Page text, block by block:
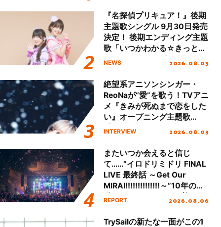
ート!!
『名探偵プリキュア！』後期
主題歌シングル 9月30日発売
決定！ 後期エンディング主題
歌「いつかわかる☆きっとあ
える」TVサイズ先行配信開
NEWS 2026.08.03
絶望系アニソンシンガー・
ReoNaが“愛”を歌う！TVアニ
メ『きみが死ぬまで恋をした
い』オープニング主題歌
「Amore」インタビュー
INTERVIEW 2026.08.03
またいつか会えると信じ
て……“イロドリミドリ FINAL
LIVE 最終話 ～Get Our
MIRAI!!!!!!!!!!!!!!～”10年の活
動を経てファイナルを迎える
REPORT 2026.08.06
TrySailの新たな一面がこの1